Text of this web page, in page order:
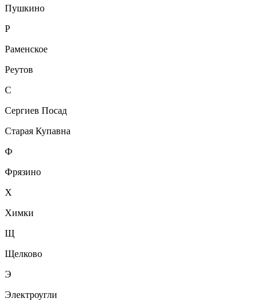
Пушкино
Р
Раменское
Реутов
С
Сергиев Посад
Старая Купавна
Ф
Фрязино
Х
Химки
Щ
Щелково
Э
Электроугли